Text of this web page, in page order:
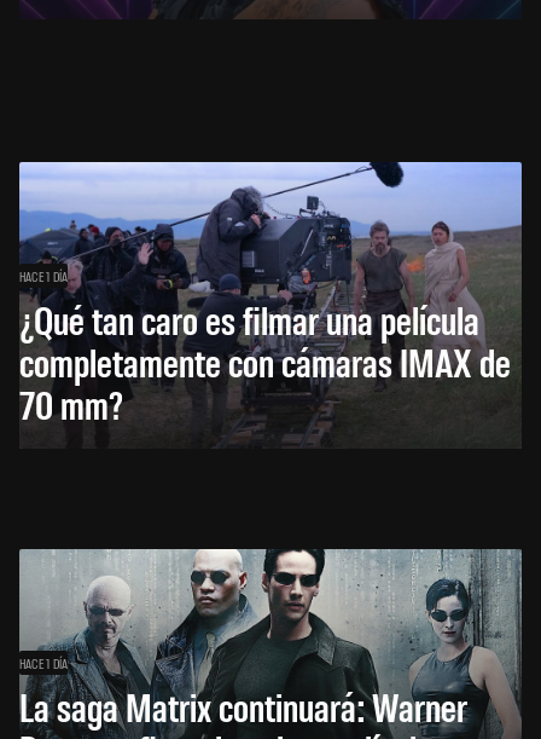
HACE 1 DÍA
¿Qué tan caro es filmar una película
completamente con cámaras IMAX de
70 mm?
HACE 1 DÍA
La saga Matrix continuará: Warner